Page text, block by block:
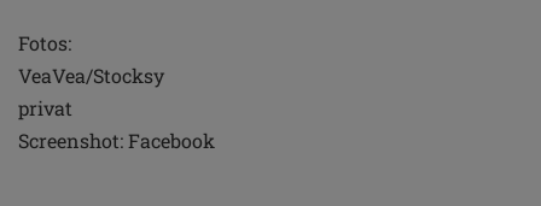
Fotos:
VeaVea/Stocksy
privat
Screenshot: Facebook